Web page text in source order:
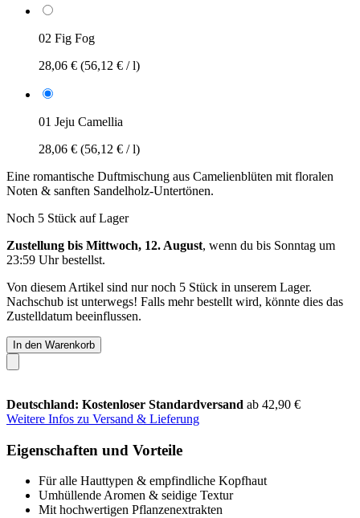
02 Fig Fog
28,06 € (56,12 € / l)
01 Jeju Camellia
28,06 € (56,12 € / l)
Eine romantische Duftmischung aus Camelienblüten mit floralen
Noten & sanften Sandelholz-Untertönen.
Noch 5 Stück auf Lager
Zustellung bis Mittwoch, 12. August, wenn du bis Sonntag um
23:59 Uhrbestellst.
Von diesem Artikel sind nur noch 5 Stück in unserem Lager.
Nachschub ist unterwegs! Falls mehr bestellt wird, könnte dies das
Zustelldatum beeinflussen.
In den Warenkorb
Deutschland: Kostenloser Standardversand ab 42,90 €
Weitere Infos zu Versand & Lieferung
Eigenschaften und Vorteile
Für alle Hauttypen & empfindliche Kopfhaut
Umhüllende Aromen & seidige Textur
Mit hochwertigen Pflanzenextrakten